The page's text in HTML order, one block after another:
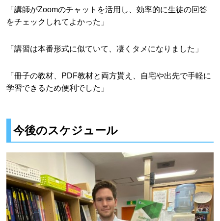
「講師がZoomのチャットを活用し、効率的に生徒の回答
をチェックしれてよかった」
「講習は本番形式に似ていて、凄くタメになりました」
「冊子の教材、PDF教材と両方貰え、自宅や出先で手軽に
学習できるため便利でした」
今後のスケジュール